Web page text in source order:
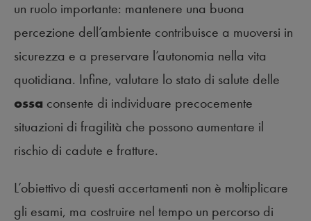
un ruolo importante: mantenere una buona
percezione dell’ambiente contribuisce a muoversi in
sicurezza e a preservare l’autonomia nella vita
quotidiana. Infine, valutare lo stato di salute delle
ossa consente di individuare precocemente
situazioni di fragilità che possono aumentare il
rischio di cadute e fratture.
L’obiettivo di questi accertamenti non è moltiplicare
gli esami, ma costruire nel tempo un percorso di